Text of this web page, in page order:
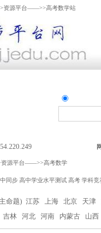
资源平台——>>高考数学站
资源平台——>>高考数学
同步 高中学业水平测试 高考 学科竞
命题) 江苏 上海 北京 天津
吉林 河北 河南 内蒙古 山西